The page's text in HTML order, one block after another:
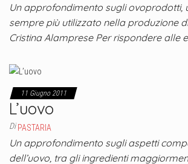
Un approfondimento sugli ovoprodotti,
sempre più utilizzato nella produzione
Cristina Alamprese Per rispondere alle
11 Giugno 2011
L’uovo
Di PASTARIA
Un approfondimento sugli aspetti
dell’uovo, tra gli ingredienti